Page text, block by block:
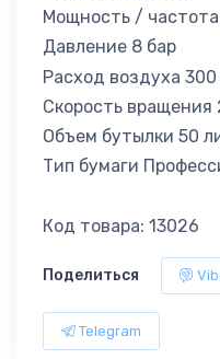
Мощность /
Давление 8 бар
Расход воздуха
Скорость
Объем бутылки 50
Тип бумаги
Код товара: 13026
Поделиться
Telegram